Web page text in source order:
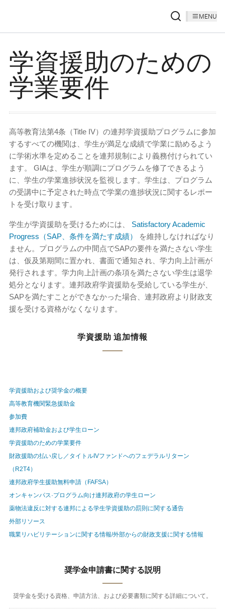
MENU
学資援助のための
学業要件
高等教育法第4条（Title IV）の連邦学資援助プログラムに参加
するすべての機関は、学生が満足な成績で学業に励めるよう
に学術水準を定めることを連邦規制により義務付けられてい
ます。 GIAは、学生が順調にプログラムを修了できるよう
に、学生の学業進捗状況を監視します。学生は、プログラム
の受講中に予定された時点で学業の進捗状況に関するレポー
トを受け取ります。
学生が学資援助を受けるためには、 Satisfactory Academic
Progress（SAP、条件を満たす成績）
を維持しなければなり
ません。プログラムの中間点でSAPの要件を満たさない学生
は、仮及第期間に置かれ、書面で通知され、学力向上計画が
発行されます。学力向上計画の条項を満たさない学生は退学
処分となります。連邦政府学資援助を受給している学生が、
SAPを満たすことができなかった場合、連邦政府より財政支
援を受ける資格がなくなります。
学資援助 追加情報
学資援助および奨学金の概要
高等教育機関緊急援助金
参加費
連邦政府補助金および学生ローン
学資援助のための学業要件
財政援助の払い戻し／タイトルIVファンドへのフェデラルリターン
（R2T4）
連邦政府学生援助無料申請（FAFSA）
オンキャンパス·プログラム向け連邦政府の学生ローン
薬物法違反に対する連邦による学生学資援助の罰則に関する通告
外部リソース
職業リハビリテーションに関する情報/外部からの財政支援に関する情報
奨学金申請書に関する説明
奨学金を受ける資格、申請方法、および必要書類に関する詳細について。